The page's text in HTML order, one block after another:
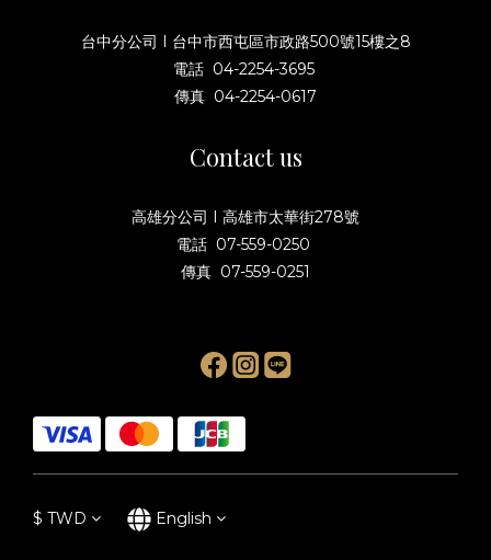
台中分公司 I 台中市西屯區市政路500號15樓之8
電話 04-2254-3695
傳真 04-2254-0617
Contact us
高雄分公司 I 高雄市太華街278號
電話 07-559-0250
傳真 07-559-0251
$ TWD English